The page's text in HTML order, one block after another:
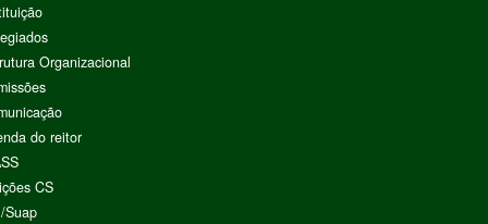
Organizacional
do reitor
CS
Suap